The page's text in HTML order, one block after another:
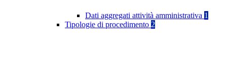
Dati aggregati attività amministrativa 1
Tipologie di procedimento 2